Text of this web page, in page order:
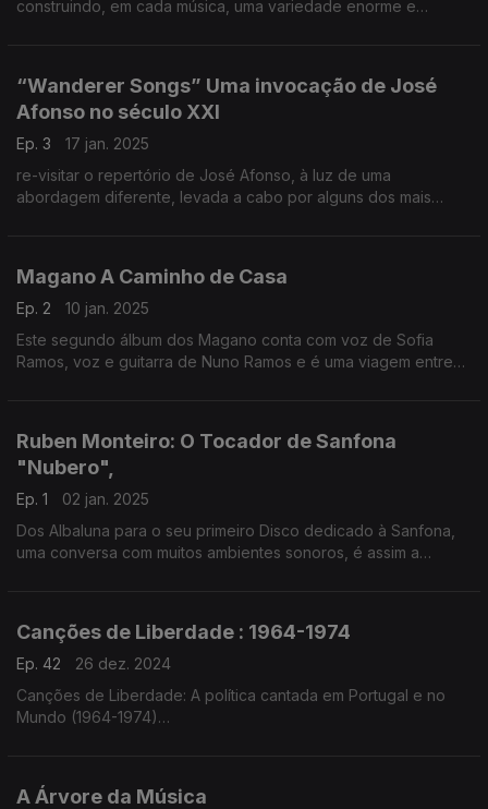
construindo, em cada música, uma variedade enorme e
“Wanderer Songs” Uma invocação de José
Afonso no século XXI
Ep. 3
17 jan. 2025
re-visitar o repertório de José Afonso, à luz de uma
abordagem diferente, levada a cabo por alguns dos mais
Magano A Caminho de Casa
Ep. 2
10 jan. 2025
Este segundo álbum dos Magano conta com voz de Sofia
Ramos, voz e guitarra de Nuno Ramos e é uma viagem entre
Ruben Monteiro: O Tocador de Sanfona
"Nubero",
Ep. 1
02 jan. 2025
Dos Albaluna para o seu primeiro Disco dedicado à Sanfona,
uma conversa com muitos ambientes sonoros, é assim a
Canções de Liberdade : 1964-1974
Ep. 42
26 dez. 2024
Canções de Liberdade: A política cantada em Portugal e no
Mundo (1964-1974)
A Árvore da Música